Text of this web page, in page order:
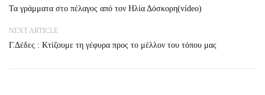
Τα γράμματα στο πέλαγος από τον Ηλία Δόσκορη(vídeo)
NEXT ARTICLE
Γ.Δέδες : Κτίζουμε τη γέφυρα προς το μέλλον του τόπου μας